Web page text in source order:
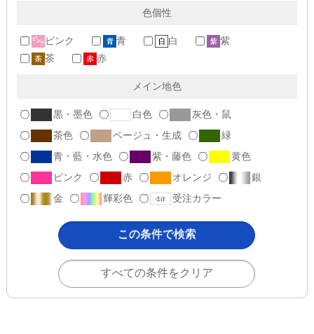
色個性
ピンク 青 白
紫
茶
赤
メイン地色
黒・墨色 白色
灰色・鼠
茶色
ベージュ・生成
緑
青・藍・水色
紫・藤色
黄色
ピンク
赤 オレンジ
銀
金
輝彩色 受注カラー